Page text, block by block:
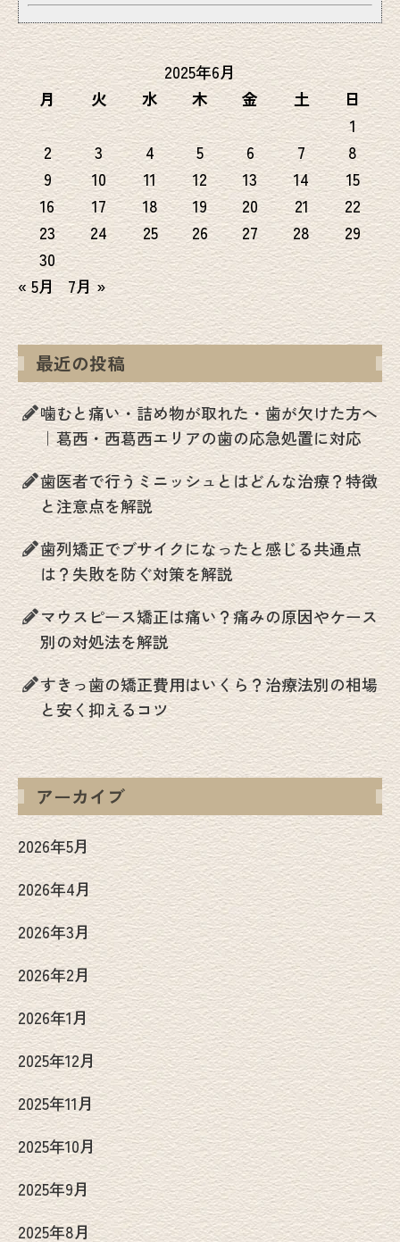
2025年6月
月
火 水 木 金 土
日
1
2
3 4 5 6 7
8
9
10 11 12 13 14
15
16
17 18 19 20 21
22
23
24 25 26 27 28
29
30
« 5月
7月 »
最近の投稿
噛むと痛い・詰め物が取れた・歯が欠けた方へ
｜葛西・西葛西エリアの歯の応急処置に対応
歯医者で行うミニッシュとはどんな治療？特徴
と注意点を解説
歯列矯正でブサイクになったと感じる共通点
は？失敗を防ぐ対策を解説
マウスピース矯正は痛い？痛みの原因やケース
別の対処法を解説
すきっ歯の矯正費用はいくら？治療法別の相場
と安く抑えるコツ
アーカイブ
2026年5月
2026年4月
2026年3月
2026年2月
2026年1月
2025年12月
2025年11月
2025年10月
2025年9月
2025年8月